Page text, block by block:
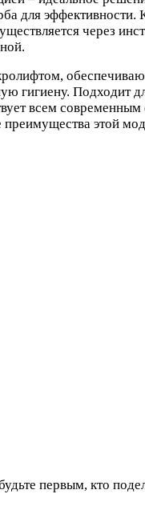
для эффективности.
через
гигиену.
всем
преимущества этой
первым, кто